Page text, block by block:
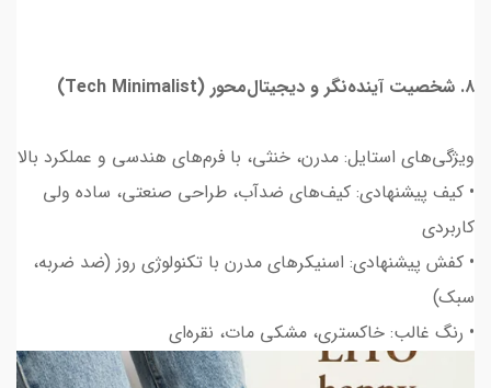
۸. شخصیت آینده‌نگر و دیجیتال‌محور (Tech Minimalist)
ویژگی‌های استایل: مدرن، خنثی، با فرم‌های هندسی و عملکرد بالا
• کیف پیشنهادی: کیف‌های ضدآب، طراحی صنعتی، ساده ولی
کاربردی
• کفش پیشنهادی: اسنیکرهای مدرن با تکنولوژی روز (ضد ضربه،
سبک)
• رنگ غالب: خاکستری، مشکی مات، نقره‌ای